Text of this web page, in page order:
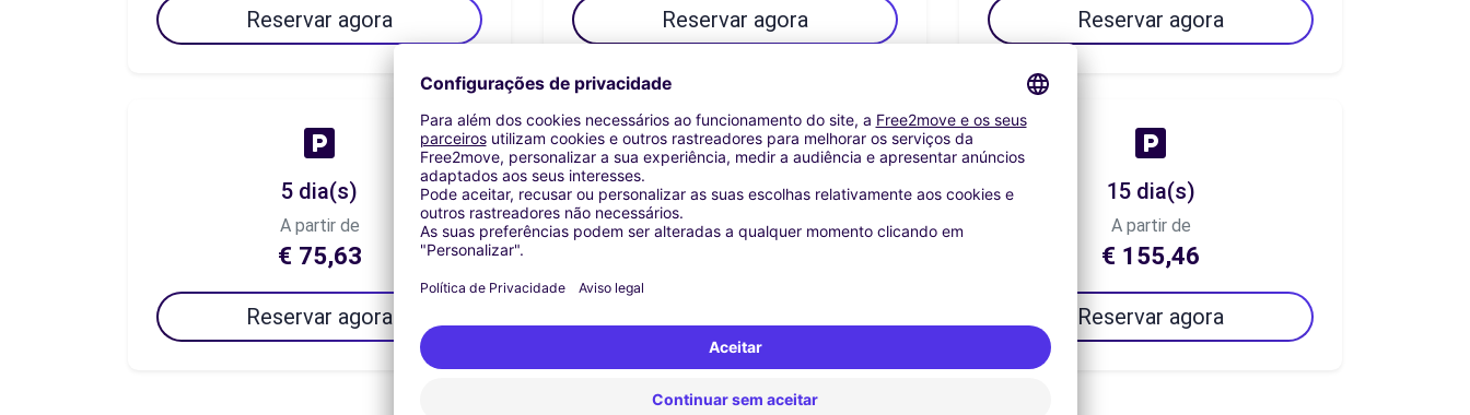
Reservar agora Reservar agora Reservar agora
5 dia(s)
A partir de
€ 75,63
Reservar agora
7 dia(s)
A partir de
15 dia(s)
A partir de
€ 155,46
Reservar agora